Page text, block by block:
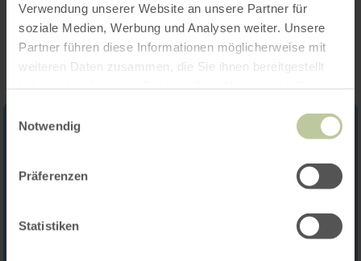
Verwendung unserer Website an unsere Partner für
soziale Medien, Werbung und Analysen weiter. Unsere
Partner führen diese Informationen möglicherweise mit
weiteren Daten zusammen, die Sie ihnen bereitgestellt
Notwendig
Präferenzen
Statistiken
Impressionen